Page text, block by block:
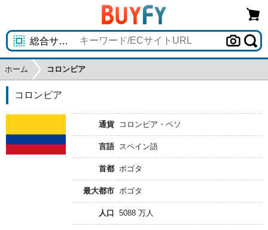
ホーム コロンビア
コロンビア
通貨 コロンビア・ペソ
言語 スペイン語
首都 ボゴタ
最大都市 ボゴタ
人口 5088 万人